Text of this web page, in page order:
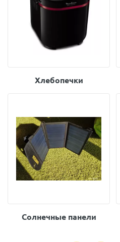
Хлебопечки
Солнечные панели